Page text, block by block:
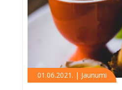
01.06.2021. | Jaunumi